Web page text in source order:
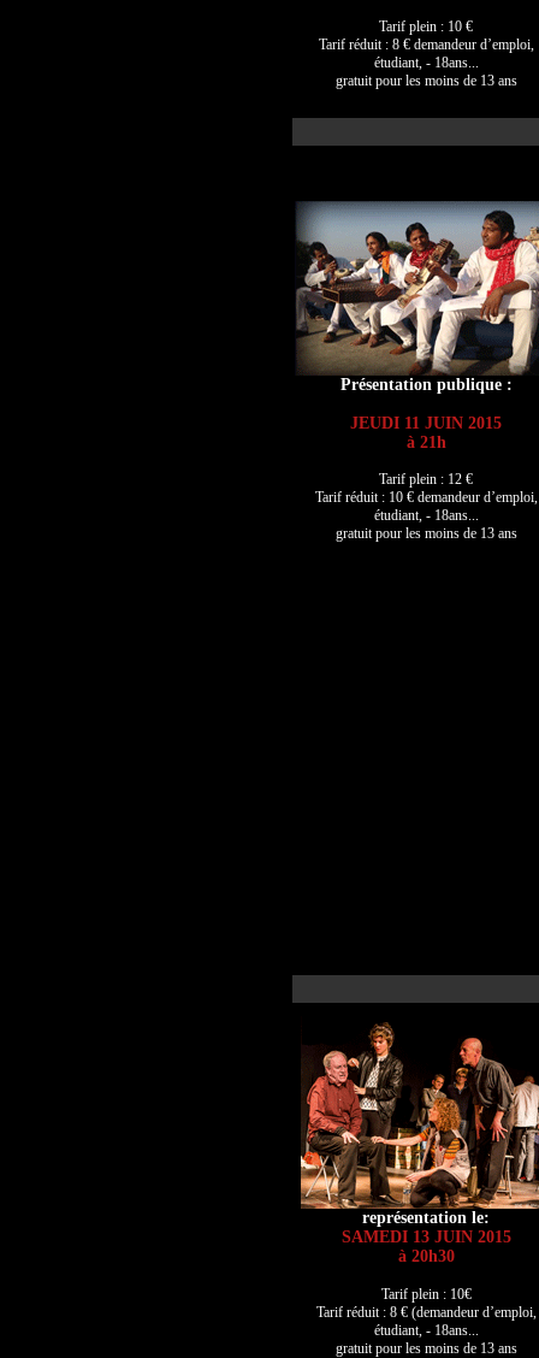
Tarif plein : 10 €
Tarif réduit : 8 € demandeur d’emploi,
étudiant, - 18ans...
gratuit pour les moins de 13 ans
Présentation publique :
JEUDI 11 JUIN 2015
à 21h
Tarif plein : 12 €
Tarif réduit : 10 € demandeur d’emploi,
étudiant, - 18ans...
gratuit pour les moins de 13 ans
représentation le:
SAMEDI 13 JUIN 2015
à 20h30
Tarif plein : 10€
Tarif réduit : 8 € (demandeur d’emploi,
étudiant, - 18ans...
gratuit pour les moins de 13 ans